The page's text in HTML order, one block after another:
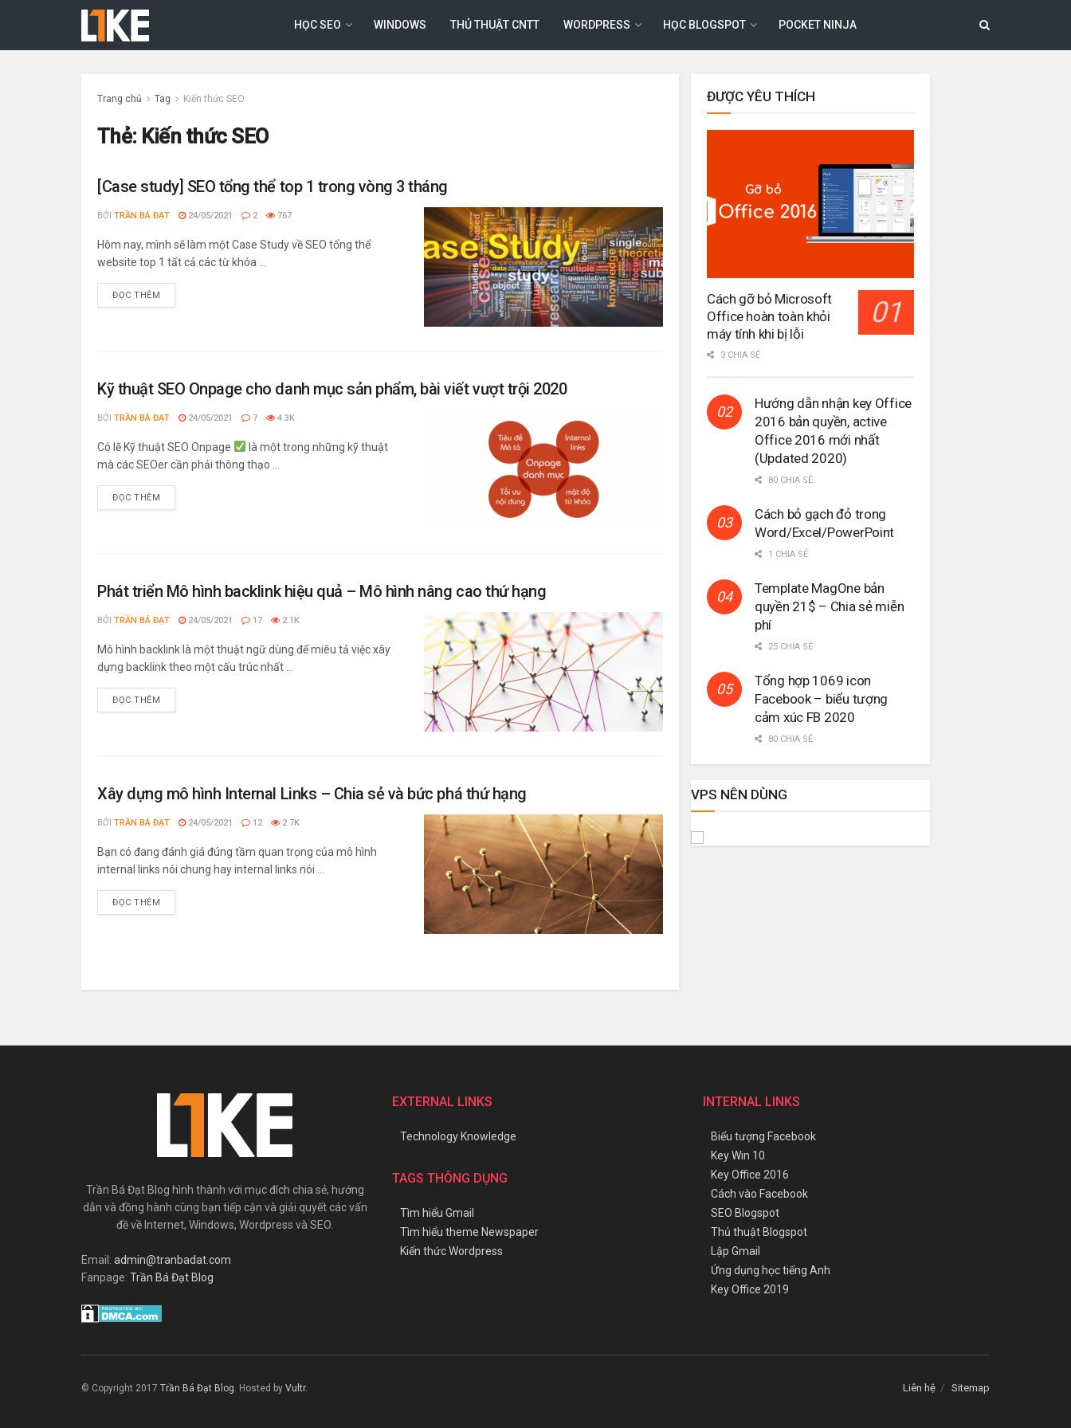
HỌC SEO WINDOWS THỦ THUẬT CNTT WORDPRESS HỌC BLOGSPOT POCKET NINJA
Trang chủ Tag Kiến thức SEO
Thẻ: Kiến thức SEO
[Case study] SEO tổng thể top 1 trong vòng 3 tháng
BỞI TRẦN BÁ ĐẠT 24/05/2021 2 767
Hôm nay, mình sẽ làm một Case Study về SEO tổng thể
website top 1 tất cả các từ khóa ...
ĐỌC THÊM
Kỹ thuật SEO Onpage cho danh mục sản phẩm, bài viết vượt trội 2020
BỞI TRẦN BÁ ĐẠT 24/05/2021 7 4.3K
Có lẽ Kỹ thuật SEO Onpage
là một trong những kỹ thuật
mà các SEOer cần phải thông thạo ...
ĐỌC THÊM
Phát triển Mô hình backlink hiệu quả – Mô hình nâng cao thứ hạng
BỞI TRẦN BÁ ĐẠT 24/05/2021 17 2.1K
Mô hình backlink là một thuật ngữ dùng để miêu tả việc xây
dựng backlink theo một cấu trúc nhất ...
ĐỌC THÊM
Xây dựng mô hình Internal Links – Chia sẻ và bức phá thứ hạng
BỞI TRẦN BÁ ĐẠT 24/05/2021 12 2.7K
Bạn có đang đánh giá đúng tầm quan trọng của mô hình
internal links nói chung hay internal links nói ...
ĐỌC THÊM
ĐƯỢC YÊU THÍCH
Cách gỡ bỏ Microsoft
Office hoàn toàn khỏi
máy tính khi bị lỗi
3 CHIA SẺ
Hướng dẫn nhận key Office
2016 bản quyền, active
Office 2016 mới nhất
(Updated 2020)
80 CHIA SẺ
Cách bỏ gạch đỏ trong
Word/Excel/PowerPoint
1 CHIA SẺ
Template MagOne bản
quyền 21$ – Chia sẻ miễn
phí
25 CHIA SẺ
Tổng hợp 1069 icon
Facebook – biểu tượng
cảm xúc FB 2020
80 CHIA SẺ
VPS NÊN DÙNG
Trần Bá Đạt Blog hình thành với mục đích chia sẻ, hướng
dẫn và đồng hành cùng bạn tiếp cận và giải quyết các vấn
đề về Internet, Windows, Wordpress và SEO.
Email: admin@tranbadat.com
Fanpage: Trần Bá Đạt Blog
EXTERNAL LINKS
Technology Knowledge
TAGS THÔNG DỤNG
Tìm hiểu Gmail
Tìm hiểu theme Newspaper
Kiến thức Wordpress
INTERNAL LINKS
Biểu tượng Facebook
Key Win 10
Key Office 2016
Cách vào Facebook
SEO Blogspot
Thủ thuật Blogspot
Lập Gmail
Ứng dụng học tiếng Anh
Key Office 2019
Liên hệ Sitemap
© Copyright 2017 Trần Bá Đạt Blog . Hosted by Vultr.